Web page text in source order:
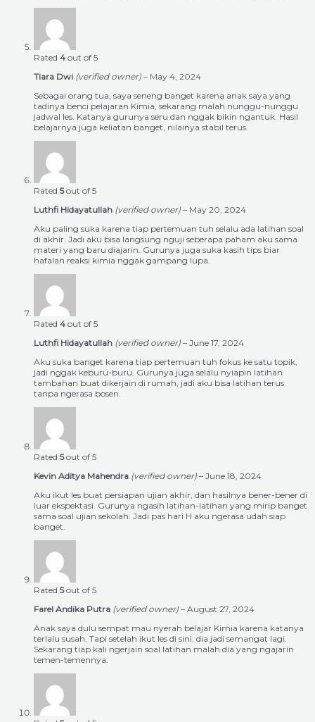
Rated 4 out of 5
Tiara Dwi (verified owner) – May 4, 2024
Sebagai orang tua, saya seneng banget karena anak saya yang
tadinya benci pelajaran Kimia, sekarang malah nunggu-nunggu
jadwal les. Katanya gurunya seru dan nggak bikin ngantuk. Hasil
belajarnya juga keliatan banget, nilainya stabil terus.
Rated 5out of 5
Luthfi Hidayatullah (verified owner) – May 20, 2024
Aku paling suka karena tiap pertemuan tuh selalu ada latihan soal
di akhir. Jadi aku bisa langsung nguji seberapa paham aku sama
materi yang baru diajarin. Gurunya juga suka kasih tips biar
hafalan reaksi kimia nggak gampang lupa.
Rated 4 out of 5
Luthfi Hidayatullah (verified owner) – June 17, 2024
Aku suka banget karena tiap pertemuan tuh fokus ke satu topik,
jadi nggak keburu-buru. Gurunya juga selalu nyiapin latihan
tambahan buat dikerjain di rumah, jadi aku bisa latihan terus
tanpa ngerasa bosen.
Rated 5out of 5
Kevin Aditya Mahendra (verified owner) – June 18, 2024
Aku ikut les buat persiapan ujian akhir, dan hasilnya bener-bener di
luar ekspektasi. Gurunya ngasih latihan-latihan yang mirip banget
sama soal ujian sekolah. Jadi pas hari H aku ngerasa udah siap
banget.
Rated 5out of 5
Farel Andika Putra (verified owner) – August 27, 2024
Anak saya dulu sempat mau nyerah belajar Kimia karena katanya
terlalu susah. Tapi setelah ikut les di sini, dia jadi semangat lagi.
Sekarang tiap kali ngerjain soal latihan malah dia yang ngajarin
temen-temennya.